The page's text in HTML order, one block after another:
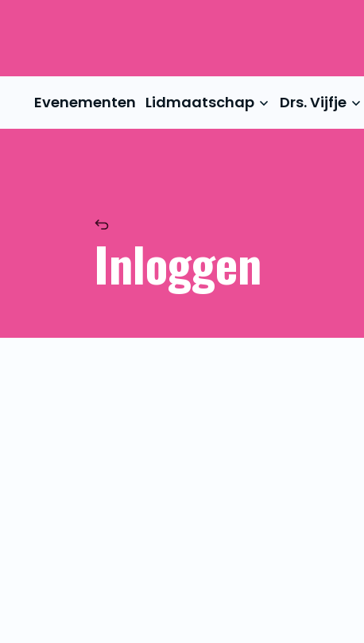
Evenementen Lidmaatschap Drs. Vijfje
Inloggen